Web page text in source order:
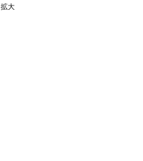
拡大